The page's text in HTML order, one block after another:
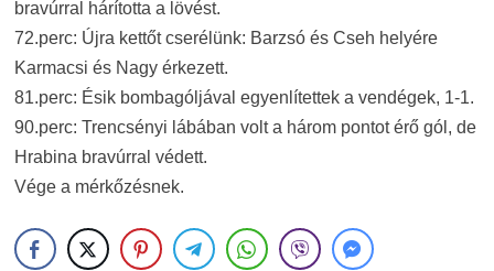
bravúrral hárította a lövést.
72.perc: Újra kettőt cserélünk: Barzsó és Cseh helyére
Karmacsi és Nagy érkezett.
81.perc: Ésik bombagóljával egyenlítettek a vendégek, 1-1.
90.perc: Trencsényi lábában volt a három pontot érő gól, de
Hrabina bravúrral védett.
Vége a mérkőzésnek.